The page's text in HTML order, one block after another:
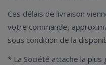
Ces délais de livraison
votre commande,
sous condition de la
* La Société attache la